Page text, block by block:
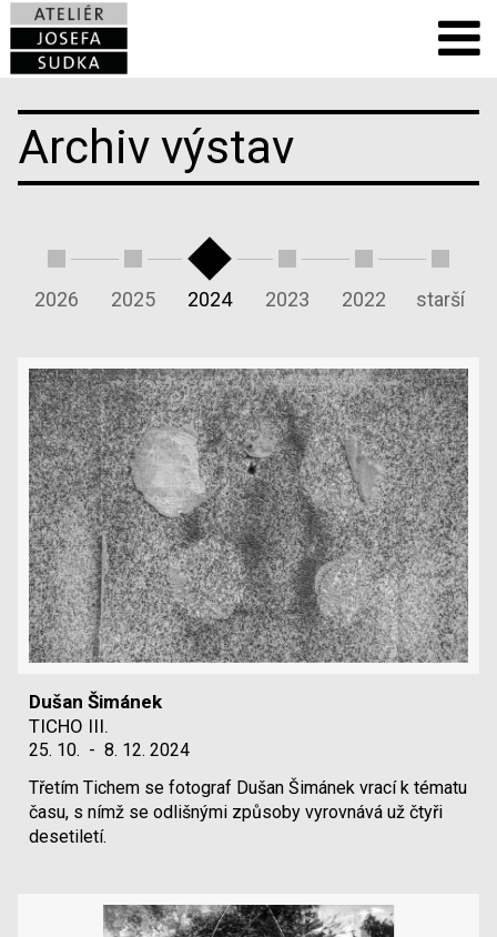
Archiv výstav
2026 2025 2024 2023 2022 starší
Dušan Šimánek
TICHO III.
25. 10. - 8. 12. 2024
Třetím Tichem se fotograf Dušan Šimánek vrací k tématu
času, s nímž se odlišnými způsoby vyrovnává už čtyři
desetiletí.